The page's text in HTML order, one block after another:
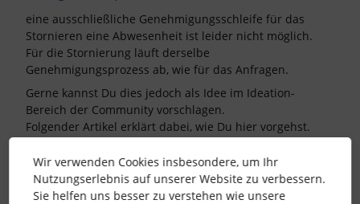
eine ausschließliche Genehmigungsschleife für das
Stornieren eine Abwesenheit ist leider nicht möglich.
Für die Stornierung läuft derselbe
Genehmigungsprozess ab, wie für das Anfragen.
Gerne kannst Du dies jedoch als Idee im Ideation-
Bereich der Community vorschlagen.
Folgender Artikel erklärt dabei, wie Du hier vorgehst.
Marc
Wir verwenden Cookies insbesondere, um Ihr
Nutzungserlebnis auf unserer Website zu verbessern.
Sie helfen uns besser zu verstehen wie unsere